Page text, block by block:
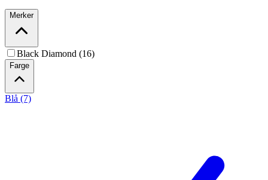
Merker
Black Diamond (16)
Farge
Blå (7)